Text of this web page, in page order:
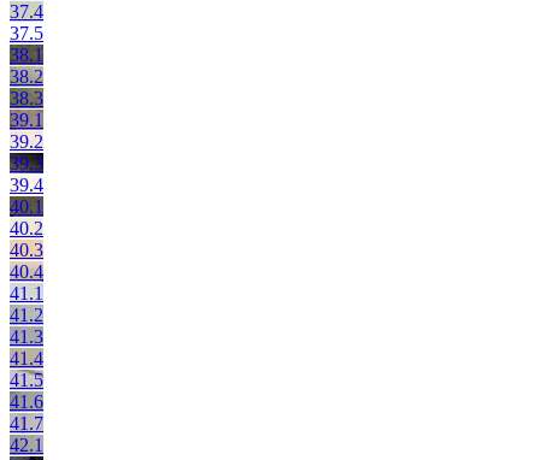
37.4
37.5
38.1
38.2
38.3
39.1
39.2
39.3
39.4
40.1
40.2
40.3
40.4
41.1
41.2
41.3
41.4
41.5
41.6
41.7
42.1